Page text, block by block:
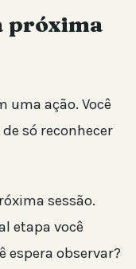
próxima
uma ação. Você
só reconhecer
sessão.
etapa você
espera observar?